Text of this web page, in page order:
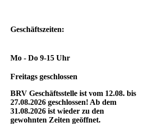
Geschäftszeiten:
Mo - Do 9-15 Uhr
Freitags geschlossen
BRV Geschäftsstelle ist vom 12.08. bis
27.08.2026 geschlossen! Ab dem
31.08.2026 ist wieder zu den
gewohnten Zeiten geöffnet.